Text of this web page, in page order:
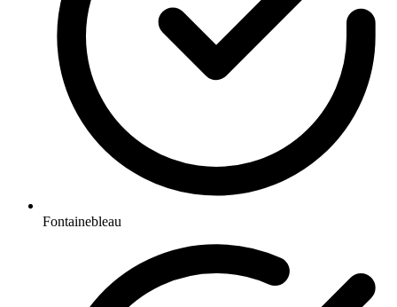
Fontainebleau